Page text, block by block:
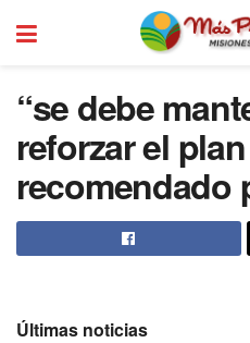
“se debe
reforzar el
recomendado
Últimas noticias